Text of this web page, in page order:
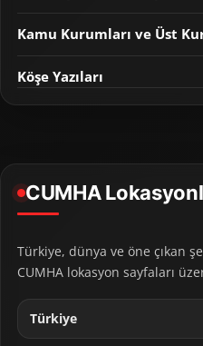
Kamu Kurumları ve Üst
Köşe Yazıları
CUMHA
Türkiye, dünya ve öne çıkan
CUMHA lokasyon sayfaları
Türkiye